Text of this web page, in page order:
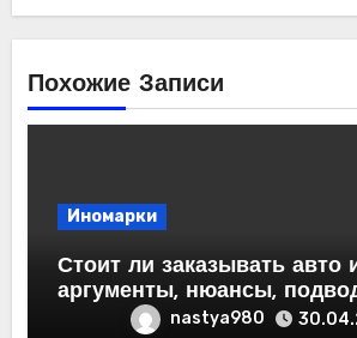
Похожие Записи
Иномарки
Стоит ли заказывать авто
аргументы, нюансы,
nastya980